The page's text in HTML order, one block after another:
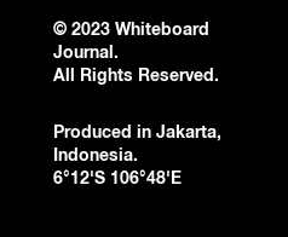
© 2023 Whiteboard
Journal.
All Rights Reserved.
Produced in Jakarta,
Indonesia.
6°12'S 106°48'E